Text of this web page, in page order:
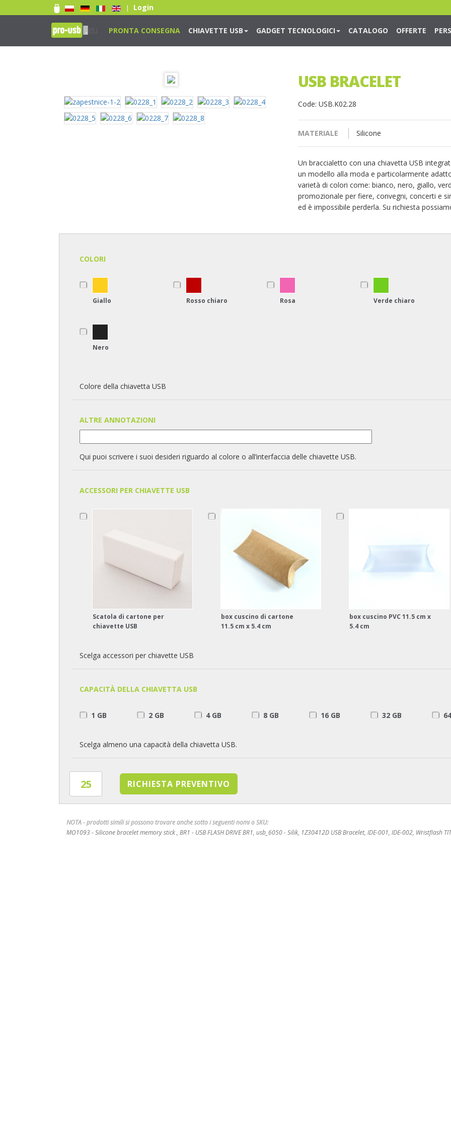
| Login
PRONTA CONSEGNA CHIAVETTE USB GADGET TECNOLOGICI CATALOGO OFFERTE
USB BRACELET
Code: USB.K02.28
MATERIALE Silicone
Un braccialetto con una chiavetta USB
un modello alla moda e particolarmente
varietà di colori come: bianco, nero, giallo,
promozionale per fiere, convegni, concerti e
ed è impossibile perderla. Su richiesta
COLORI
Giallo Rosso chiaro Rosa Verde chiaro
Nero
Colore della chiavetta USB
ALTRE ANNOTAZIONI
Qui puoi scrivere i suoi desideri riguardo al colore o all’interfaccia delle chiavette USB.
ACCESSORI PER CHIAVETTE USB
Scatola di cartone per
chiavette USB
box cuscino di cartone
11.5 cm x 5.4 cm
box cuscino PVC 11.5 cm x
5.4 cm
Scelga accessori per chiavette USB
CAPACITÀ DELLA CHIAVETTA USB
1 GB 2 GB 4 GB 8 GB 16 GB 32 GB
Scelga almeno una capacità della chiavetta USB.
NOTA - prodotti simili si possono trovare anche sotto i seguenti nomi o SKU:
MO1093 - Silicone bracelet memory stick , BR1 - USB FLASH DRIVE BR1, usb_6050 - Silik, 1Z30412D USB Bracelet, IDE-001, IDE-002, Wristflash